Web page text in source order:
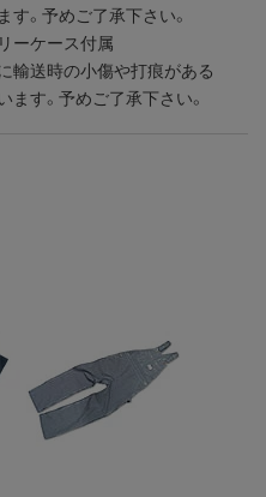
す。予めご了承下さい。
ーケース付属
輸送時の小傷や打痕がある
ます。予めご了承下さい。